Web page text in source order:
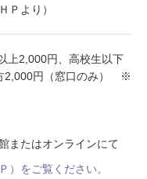
Ｐより）
上2,000円、高校生以下
2,000円（窓口のみ） ※
またはオンラインにて
）をご覧ください。